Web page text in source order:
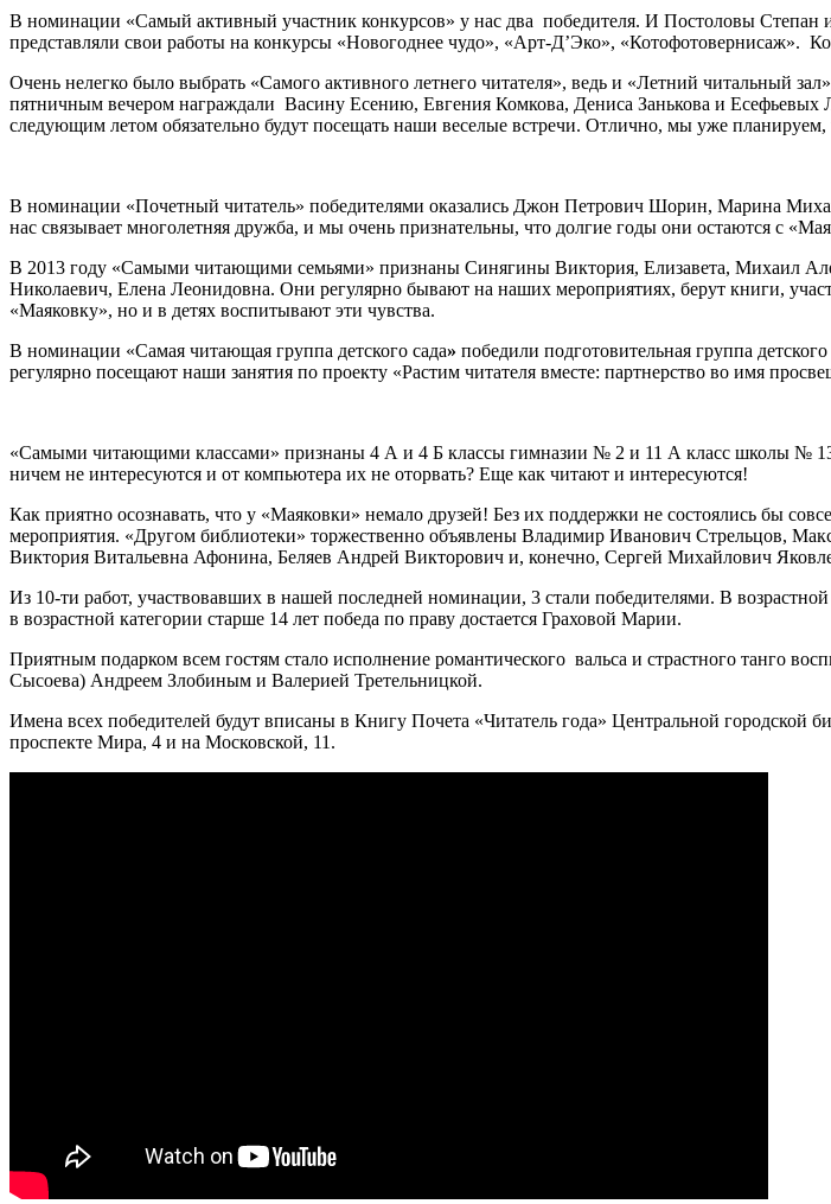
В номинации «Самый активный участник конкурсов» у нас два победителя. И Постоловы
представляли свои работы на конкурсы «Новогоднее чудо», «Арт-Д’Эко», «Котофотовернисаж».
Очень нелегко было выбрать «Самого активного летнего читателя», ведь и «Летний читальный
пятничным вечером награждали Васину Есению, Евгения Комкова, Дениса Занькова и Есефьевых
следующим летом обязательно будут посещать наши веселые встречи. Отлично, мы уже планируем,
В номинации «Почетный читатель» победителями оказались Джон Петрович Шорин, Марина
нас связывает многолетняя дружба, и мы очень признательны, что долгие годы они остаются с
В 2013 году «Самыми читающими семьями» признаны Синягины Виктория, Елизавета, Михаил
Николаевич, Елена Леонидовна. Они регулярно бывают на наших мероприятиях, берут книги,
«Маяковку», но и в детях воспитывают эти чувства.
В номинации «Самая читающая группа детского сада» победили подготовительная группа
регулярно посещают наши занятия по проекту «Растим читателя вместе: партнерство во имя
«Самыми читающими классами» признаны 4 А и 4 Б классы гимназии № 2 и 11 А класс школы №
ничем не интересуются и от компьютера их не оторвать? Еще как читают и интересуются!
Как приятно осознавать, что у «Маяковки» немало друзей! Без их поддержки не состоялись бы
мероприятия. «Другом библиотеки» торжественно объявлены Владимир Иванович Стрельцов,
Виктория Витальевна Афонина, Беляев Андрей Викторович и, конечно, Сергей Михайлович
Из 10-ти работ, участвовавших в нашей последней номинации, 3 стали победителями. В
в возрастной категории старше 14 лет победа по праву достается Граховой Марии.
Приятным подарком всем гостям стало исполнение романтического вальса и страстного танго
Сысоева) Андреем Злобиным и Валерией Третельницкой.
Имена всех победителей будут вписаны в Книгу Почета «Читатель года» Центральной
проспекте Мира, 4 и на Московской, 11.